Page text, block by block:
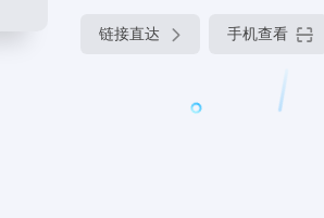
链接直达 手机查看